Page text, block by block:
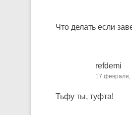
Что делать если
refdemi
17 февраля,
Тьфу ты, туфта!